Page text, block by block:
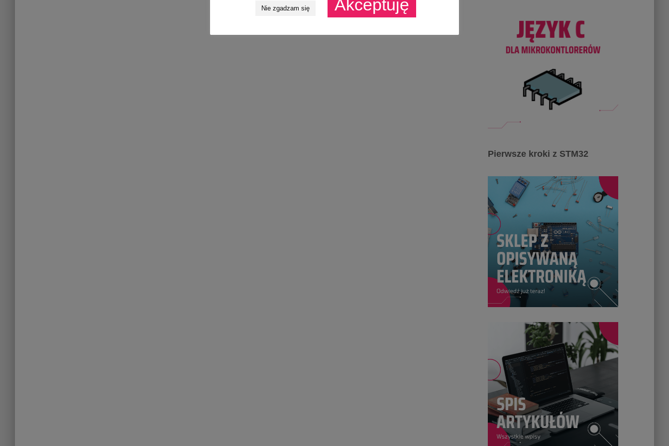
Pierwsze kroki z STM32
Nie zgadzam się Akceptuję